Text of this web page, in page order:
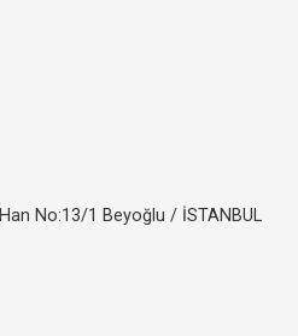
No:13/1 Beyoğlu / İSTANBUL